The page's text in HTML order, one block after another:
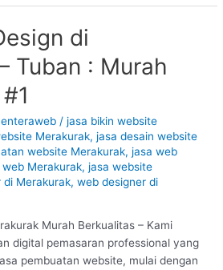
di
Tuban : Murah
/jasa bikin website
Merakurak,jasa desain website
website Merakurak,jasa web
web Merakurak,jasa website
di Merakurak,web designer di
Murah Berkualitas – Kami
digital pemasaran professional yang
pembuatan website, mulai dengan